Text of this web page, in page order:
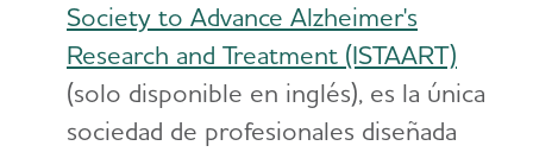
Society to Advance Alzheimer's
Research and Treatment (ISTAART)
(solo disponible en inglés), es la única
sociedad de profesionales diseñada